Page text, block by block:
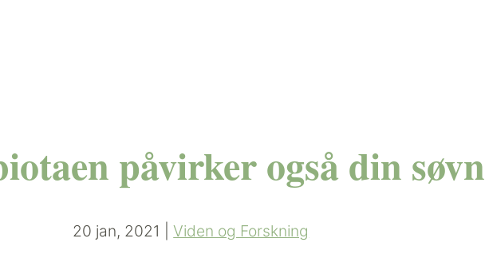
påvirker også din søvn
20 jan, 2021 |Viden og Forskning